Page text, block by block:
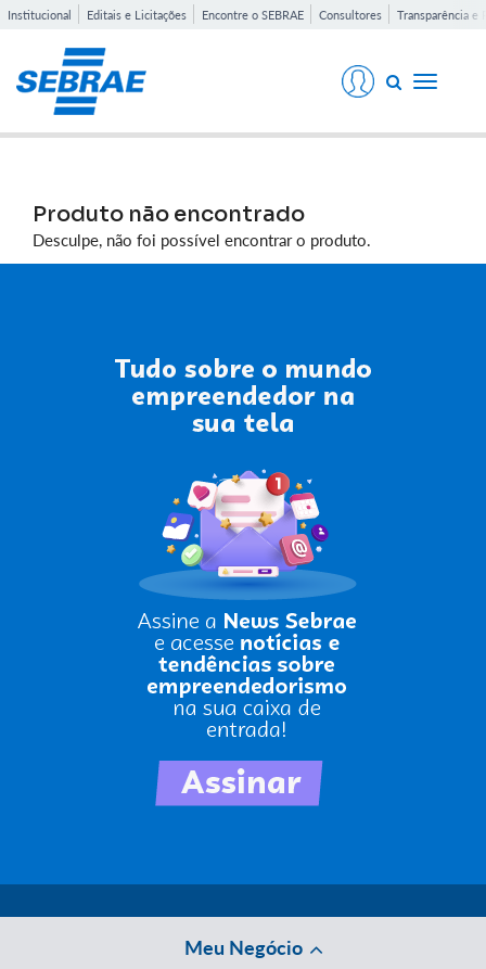
Institucional Editais e Licitações Encontre o SEBRAE Consultores Transparência e
Toggle
Produto não encontrado
Desculpe, não foi possível encontrar o produto.
Meu Negócio